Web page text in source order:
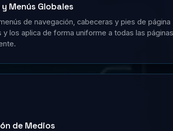
Menús Globales
de navegación, cabeceras y pies de página
y los aplica de forma uniforme a todas las páginas
de Medios